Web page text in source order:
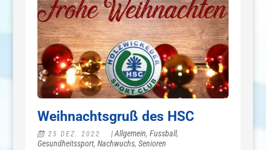
Weihnachtsgruß des HSC
25 DEZ. 2022 |Allgemein, Fussball,
Gesundheitssport, Nachwuchs, Senioren